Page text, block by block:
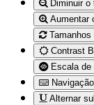
Diminuir
Aumentar
Tamanhos
Contrast
Escala de
Alternar